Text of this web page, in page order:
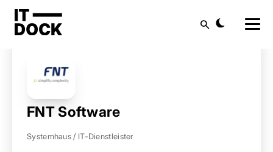
Startseite Anbieter finden
FNT Software
Systemhaus / IT-Dienstleister